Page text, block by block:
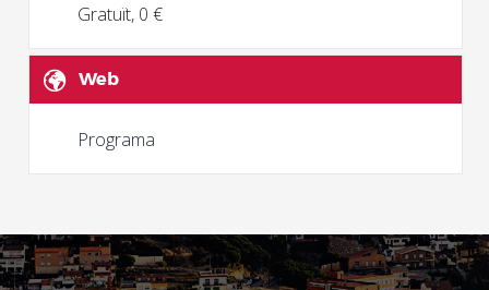
Gratuït, 0 €
Web
Programa